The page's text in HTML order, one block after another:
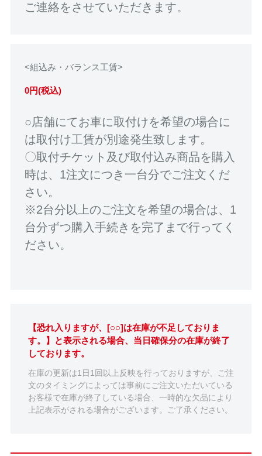
ご連絡をさせていただきます。
<組込み・バランス工賃>
0円(税込)
○店舗にてお車に取付けを希望の場合に
は取付け工賃が別途発生致します。
〇取付チケット及び取付込み商品を購入
時は、1注文につき一台分でご注文くだ
さい。
※2台分以上のご注文を希望の場合は、1
台分ずつ購入手続きを完了まで行ってく
ださい。
【恐れ入りますが、[○○]は在庫が不足しておりま
す。】と表示される場合、当日確保分の在庫が終了
しております。
在庫の更新は1日1回以上反映を行っておりますが、ご注
文のタイミングによっては事前にご注文いただいている
お客様で在庫が終了している場合、一時的な欠品により
上記表示がされる場合がございます。ご了承ください。